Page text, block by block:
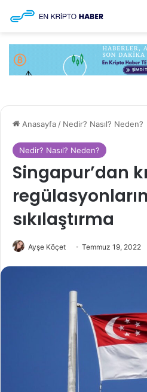
Anasayfa / Nedir? Nasıl? Neden?
Nedir? Nasıl? Neden?
Singapur’dan
sıkılaştırma
Ayşe Köçet Temmuz 19, 2022